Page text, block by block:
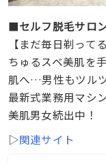
■セルフ脱毛サロ
【まだ毎日剃って
ちゅるスベ美肌を
肌へ…男性もツル
最新式業務用マシ
美肌男女続出中！
▷関連サイト